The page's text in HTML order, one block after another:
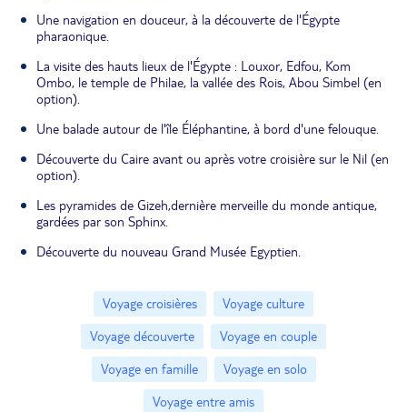
Une navigation en douceur, à la découverte de l'Égypte
pharaonique.
La visite des hauts lieux de l'Égypte : Louxor, Edfou, Kom
Ombo, le temple de Philae, la vallée des Rois, Abou Simbel (en
option).
Une balade autour de l'île Éléphantine, à bord d'une felouque.
Découverte du Caire avant ou après votre croisière sur le Nil (en
option).
Les pyramides de Gizeh,dernière merveille du monde antique,
gardées par son Sphinx.
Découverte du nouveau Grand Musée Egyptien.
Voyage croisières
Voyage culture
Voyage découverte
Voyage en couple
Voyage en famille
Voyage en solo
Voyage entre amis